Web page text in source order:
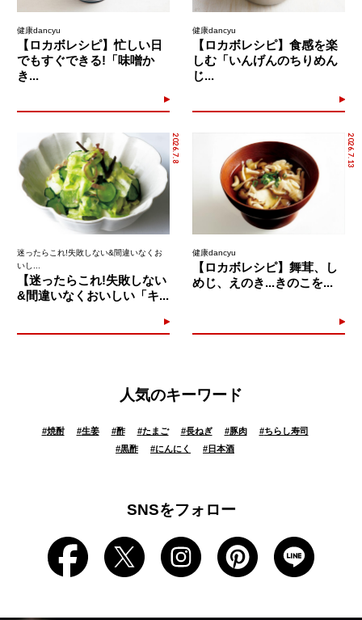
健康dancyu
【ロカボレシピ】忙しい日
でもすぐできる!「味噌か
き...
健康dancyu
【ロカボレシピ】食感を楽
しむ「いんげんのちりめん
じ...
2026.7.8
迷ったらこれ!失敗しない&間違いなくお
いし...
【迷ったらこれ!失敗しない
&間違いなくおいしい「キ...
2026.7.13
健康dancyu
【ロカボレシピ】舞茸、し
めじ、えのき...きのこを...
人気のキーワード
#焼酎 #生姜 #酢 #たまご #長ねぎ #豚肉 #ちらし寿司
#黒酢 #にんにく # 日本酒
SNSをフォロー